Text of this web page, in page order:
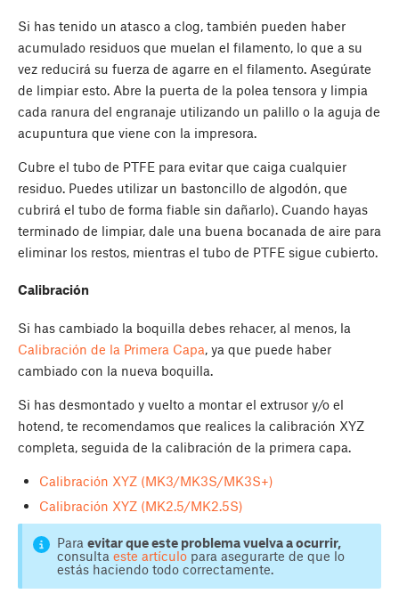
Si has tenido un atasco a clog, también pueden haber
acumulado residuos que muelan el filamento, lo que a su
vez reducirá su fuerza de agarre en el filamento. Asegúrate
de limpiar esto. Abre la puerta de la polea tensora y limpia
cada ranura del engranaje utilizando un palillo o la aguja de
acupuntura que viene con la impresora.
Cubre el tubo de PTFE para evitar que caiga cualquier
residuo. Puedes utilizar un bastoncillo de algodón, que
cubrirá el tubo de forma fiable sin dañarlo). Cuando hayas
terminado de limpiar, dale una buena bocanada de aire para
eliminar los restos, mientras el tubo de PTFE sigue cubierto.
Calibración
Si has cambiado la boquilla debes rehacer, al menos, la
Calibración de la Primera Capa, ya que puede haber
cambiado con la nueva boquilla.
Si has desmontado y vuelto a montar el extrusor y/o el
hotend, te recomendamos que realices la calibración XYZ
completa, seguida de la calibración de la primera capa.
Calibración XYZ (MK3/MK3S/MK3S+)
Calibración XYZ (MK2.5/MK2.5S)
Para evitar que este problema vuelva a ocurrir,
consulta este artículopara asegurarte de que lo
estás haciendo todo correctamente.